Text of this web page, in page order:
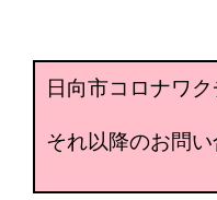
日向市コロナワ
それ以降のお問